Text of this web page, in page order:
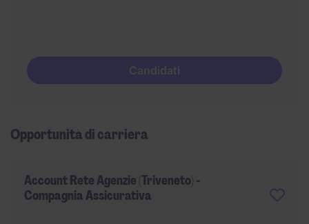
Candidati
Opportunità di carriera
Account Rete Agenzie (Triveneto) -
Compagnia Assicurativa